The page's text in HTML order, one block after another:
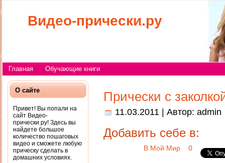
Видео-прически.ру
Главная Обучающие книги
О сайте
Привет! Вы попали на
сайт Видео-
прически.ру! Здесь вы
найдете большое
количество пошаговых
видео и сможете любую
прическу сделать в
домашних условиях.
Прически с
11.03.2011 | Автор: admin
Добавить себе в:
В Мой Мир 0